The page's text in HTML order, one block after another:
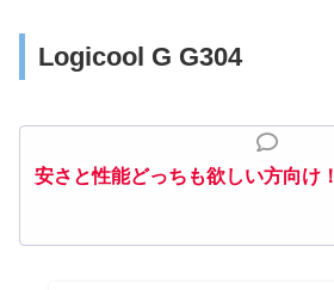
Logicool G G304
安さと性能どっちも欲しい方向け！